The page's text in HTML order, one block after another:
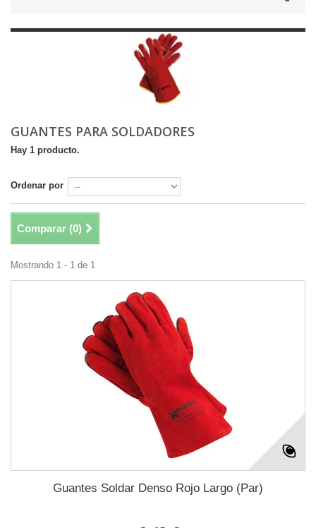
GUANTES PARA SOLDADORES
Hay 1 producto.
Ordenar por
Comparar (0)
Mostrando 1 - 1 de 1
Guantes Soldar Denso Rojo Largo (Par)